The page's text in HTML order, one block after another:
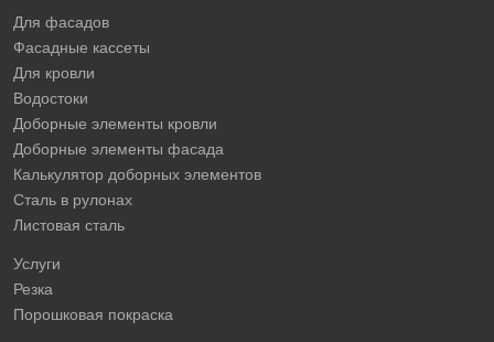
Для фасадов
Фасадные кассеты
Для кровли
Водостоки
Доборные элементы кровли
Доборные элементы фасада
Калькулятор доборных элементов
Сталь в рулонах
Листовая сталь
Услуги
Резка
Порошковая покраска